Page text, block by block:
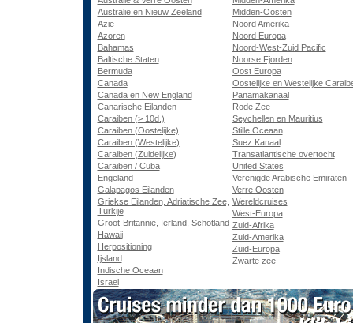
Australie en Nieuw Zeeland
Azie
Azoren
Bahamas
Baltische Staten
Bermuda
Canada
Canada en New England
Canarische Eilanden
Caraiben (> 10d.)
Caraiben (Oostelijke)
Caraiben (Westelijke)
Caraiben (Zuidelijke)
Caraiben / Cuba
Engeland
Galapagos Eilanden
Griekse Eilanden, Adriatische Zee,
Turkije
Groot-Britannie, Ierland, Schotland
Hawaii
Herpositioning
Ijsland
Indische Oceaan
Israel
Midden-Oosten
Noord Amerika
Noord Europa
Noord-West-Zuid Pacific
Noorse Fjorden
Oost Europa
Oostelijke en Westelijke
Panamakanaal
Rode Zee
Seychellen en Mauritius
Stille Oceaan
Suez Kanaal
Transatlantische overtocht
United States
Verenigde Arabische Emiraten
Verre Oosten
Wereldcruises
West-Europa
Zuid-Afrika
Zuid-Amerika
Zuid-Europa
Zwarte zee